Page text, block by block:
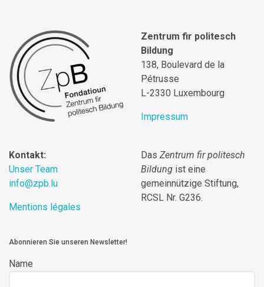
Zentrum fir politesch
Bildung
138, Boulevard de la
Pétrusse
L-2330 Luxembourg
Impressum
Kontakt:
Unser Team
info@zpb.lu
Mentions légales
Das Zentrum fir politesch
Bildung ist eine
gemeinnützige Stiftung,
RCSL Nr. G236.
Abonnieren Sie unseren Newsletter!
Name